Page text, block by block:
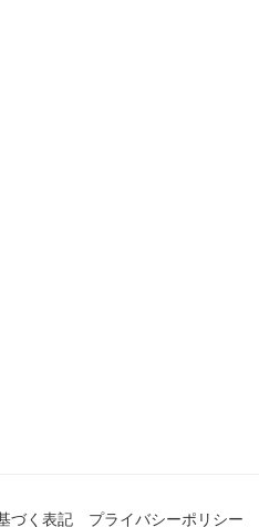
づく表記 プライバシーポリシー